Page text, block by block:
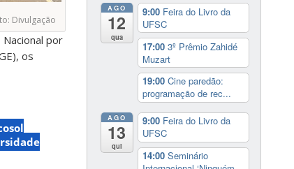
Divulgação
por
os
AGO
12
qua
9:00 Feira do Livro da
UFSC
17:00 3º Prêmio Zahidé
Muzart
19:00 Cine paredão:
programação de rec...
AGO
13
qui
9:00 Feira do Livro da
UFSC
14:00 Seminário